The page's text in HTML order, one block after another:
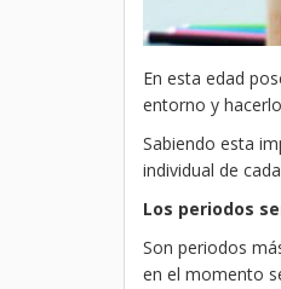
En esta edad
entorno y
Sabiendo esta
individual de
Los periodos
Son periodos
en el momento